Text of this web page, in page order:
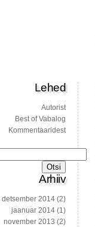
Lehed
Autorist
Best of Vabalog
Kommentaaridest
Arhiiv
detsember 2014 (2)
jaanuar 2014 (1)
november 2013 (2)